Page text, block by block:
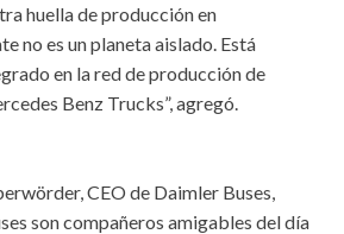
huella de producción en
no es un planeta aislado. Está
en la red de producción de
Benz Trucks”, agregó.
CEO de Daimler Buses,
son compañeros amigables del día